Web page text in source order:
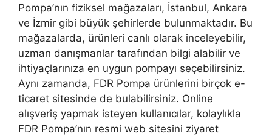
Pompa’nın fiziksel mağazaları, İstanbul, Ankara
ve İzmir gibi büyük şehirlerde bulunmaktadır. Bu
mağazalarda, ürünleri canlı olarak inceleyebilir,
uzman danışmanlar tarafından bilgi alabilir ve
ihtiyaçlarınıza en uygun pompayı seçebilirsiniz.
Aynı zamanda, FDR Pompa ürünlerini birçok e-
ticaret sitesinde de bulabilirsiniz. Online
alışveriş yapmak isteyen kullanıcılar, kolaylıkla
FDR Pompa’nın resmi web sitesini ziyaret